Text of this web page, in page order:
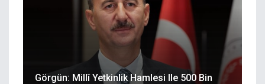
Görgün: Millî Yetkinlik Hamlesi Ile 500 Bin